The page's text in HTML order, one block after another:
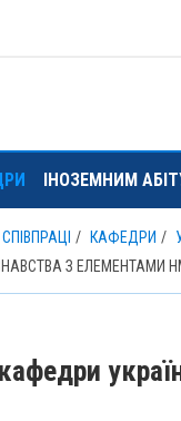
ІНОЗЕМНИМ
КАФЕДРИ
З ЕЛЕМЕНТАМИ